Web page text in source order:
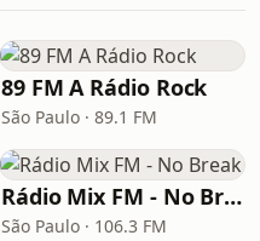
89 FM A Rádio Rock
São Paulo · 89.1 FM
Rádio Mix FM - No Break
São Paulo · 106.3 FM